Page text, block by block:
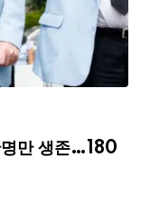
만 생존…180